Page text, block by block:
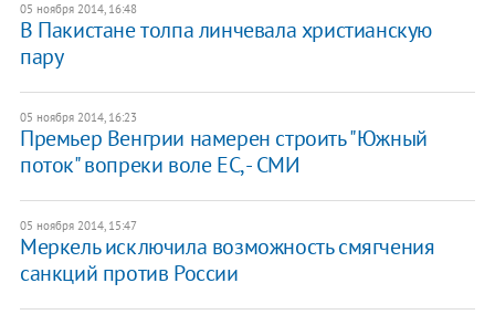
05 ноября 2014, 16:48
В Пакистане толпа линчевала христианскую
пару
05 ноября 2014, 16:23
Премьер Венгрии намерен строить "Южный
поток" вопреки воле ЕС, - СМИ
05 ноября 2014, 15:47
Меркель исключила возможность смягчения
санкций против России